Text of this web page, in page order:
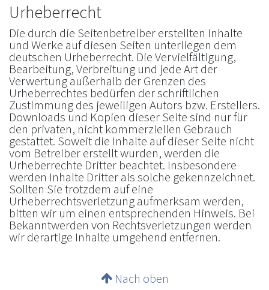
Urheberrecht
Die durch die Seitenbetreiber erstellten Inhalte
und Werke auf diesen Seiten unterliegen dem
deutschen Urheberrecht. Die Vervielfältigung,
Bearbeitung, Verbreitung und jede Art der
Verwertung außerhalb der Grenzen des
Urheberrechtes bedürfen der schriftlichen
Zustimmung des jeweiligen Autors bzw. Erstellers.
Downloads und Kopien dieser Seite sind nur für
den privaten, nicht kommerziellen Gebrauch
gestattet. Soweit die Inhalte auf dieser Seite nicht
vom Betreiber erstellt wurden, werden die
Urheberrechte Dritter beachtet. Insbesondere
werden Inhalte Dritter als solche gekennzeichnet.
Sollten Sie trotzdem auf eine
Urheberrechtsverletzung aufmerksam werden,
bitten wir um einen entsprechenden Hinweis. Bei
Bekanntwerden von Rechtsverletzungen werden
wir derartige Inhalte umgehend entfernen.
Nach oben